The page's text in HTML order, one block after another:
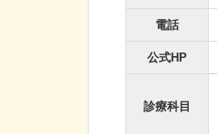
電話
公式HP
診療科目